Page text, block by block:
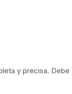
y precisa. Debe